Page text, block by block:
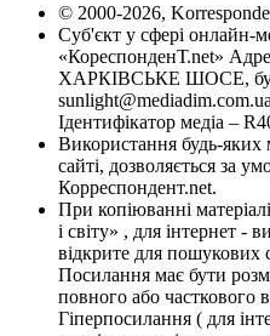
© 2000-2026,
Суб'єкт у сфері онлайн-
«КореспонденТ.net»
ХАРКІВСЬКЕ ШОСЕ,
sunlight@mediadim.com.ua
Ідентифікатор медіа –
Використання будь-яких
сайті, дозволяється за
Корреспондент.net.
При копіюванні
і світу» , для інтернет -
відкрите для пошукових
Посилання має бути
повного або часткового
Гіперпосилання ( для